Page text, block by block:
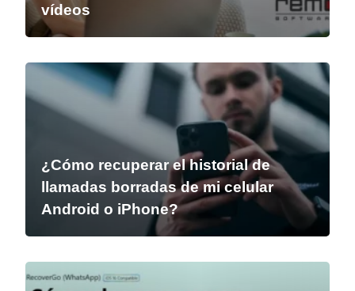
vídeos
¿Cómo recuperar el historial de
llamadas borradas de mi celular
Android o iPhone?